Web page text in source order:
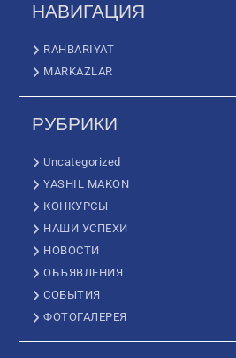
НАВИГАЦИЯ
RAHBARIYAT
MARKAZLAR
РУБРИКИ
Uncategorized
YASHIL MAKON
КОНКУРСЫ
НАШИ УСПЕХИ
НОВОСТИ
ОБЪЯВЛЕНИЯ
СОБЫТИЯ
ФОТОГАЛЕРЕЯ